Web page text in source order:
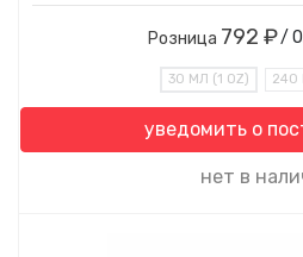
Розница 792 ₽/
30 МЛ (1 OZ) 240
уведомить о
нет в